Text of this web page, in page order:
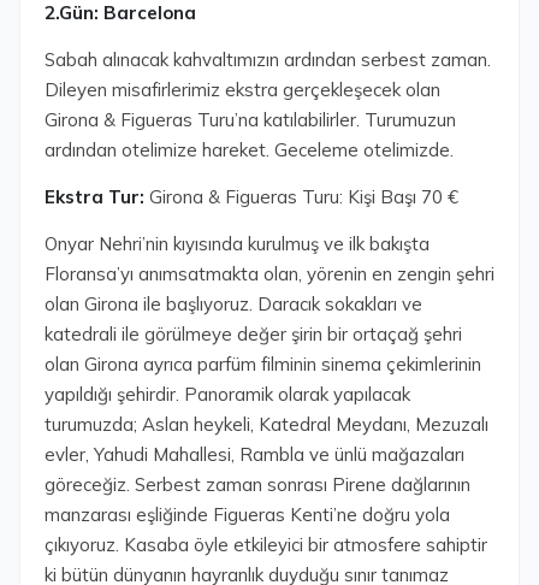
2.Gün: Barcelona
Sabah alınacak kahvaltımızın ardından serbest zaman.
Dileyen misafirlerimiz ekstra gerçekleşecek olan
Girona & Figueras Turu’na katılabilirler. Turumuzun
ardından otelimize hareket. Geceleme otelimizde.
Ekstra Tur: Girona & Figueras Turu: Kişi Başı 70 €
Onyar Nehri’nin kıyısında kurulmuş ve ilk bakışta
Floransa’yı anımsatmakta olan, yörenin en zengin şehri
olan Girona ile başlıyoruz. Daracık sokakları ve
katedrali ile görülmeye değer şirin bir ortaçağ şehri
olan Girona ayrıca parfüm filminin sinema çekimlerinin
yapıldığı şehirdir. Panoramik olarak yapılacak
turumuzda; Aslan heykeli, Katedral Meydanı, Mezuzalı
evler, Yahudi Mahallesi, Rambla ve ünlü mağazaları
göreceğiz. Serbest zaman sonrası Pirene dağlarının
manzarası eşliğinde Figueras Kenti’ne doğru yola
çıkıyoruz. Kasaba öyle etkileyici bir atmosfere sahiptir
ki bütün dünyanın hayranlık duyduğu sınır tanımaz